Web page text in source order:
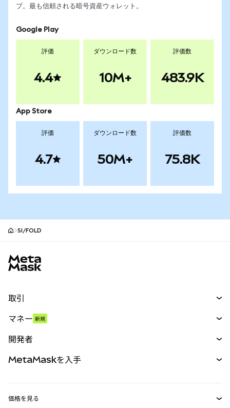
プ。最も信頼される暗号資産ウォレット。
Google Play
評価
4.4
ダウンロード数
10M+
評価数
483.9K
App Store
評価
4.7
ダウンロード数
50M+
評価数
75.8K
SI/FOLD
取引
パーペチュアル
RWA
マネー 新規
開発者
MetaMaskを入手
価格を見る